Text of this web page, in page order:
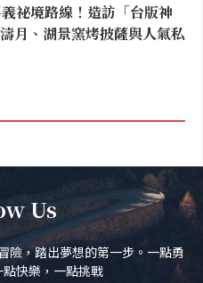
祕境路線！造訪「台版神
月、湖景窯烤披薩與人氣私
Us
險，踏出夢想的第一步。一點勇
快樂，一點挑戰